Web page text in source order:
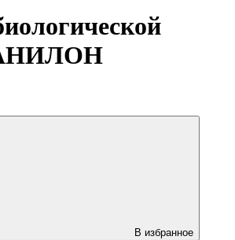
АНИЛОН
В избранное